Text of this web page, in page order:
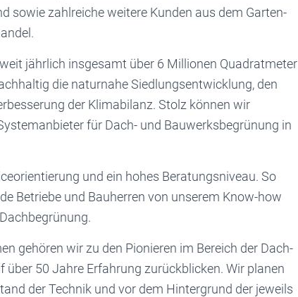
sowie zahlreiche weitere Kunden aus dem Garten-
jährlich insgesamt über 6 Millionen Quadratmeter
die naturnahe Siedlungsentwicklung, den
der Klimabilanz. Stolz können wir
für Dach- und Bauwerksbegrünung in
und ein hohes Beratungsniveau. So
Betriebe und Bauherren von unserem Know-how
gehören wir zu den Pionieren im Bereich der Dach-
50 Jahre Erfahrung zurückblicken. Wir planen
der Technik und vor dem Hintergrund der jeweils